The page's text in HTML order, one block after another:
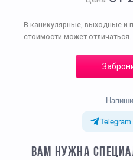
В каникулярные, выходные и
стоимости может отличаться.
Telegram
ВАМ НУЖНА